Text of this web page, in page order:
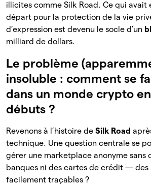
illicites comme Silk Road. Ce qui avait
départ pour la protection de la vie
d’expression est devenu le socle d’un
milliard de dollars.
Le problème
insoluble : comment se
dans un monde crypto
débuts ?
Revenons à l’histoire de Silk Road
technique. Une question centrale se
gérer une marketplace anonyme sans
banques ni des cartes de crédit — des
facilement traçables ?